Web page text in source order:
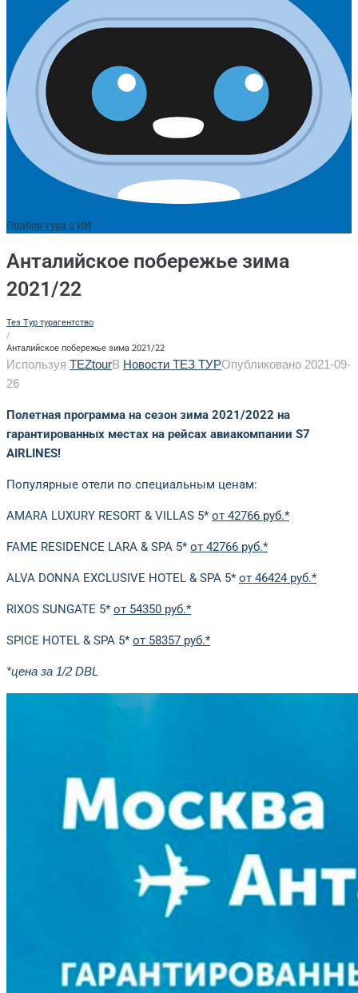
Подбор тура с ИИ
Анталийское побережье зима
2021/22
Тез Тур турагентство
/
Анталийское побережье зима 2021/22
Используя TEZtourВ Новости ТЕЗ ТУРОпубликовано 2021-09-
26
Полетная программа на сезон зима 2021/2022 на
гарантированных местах на рейсах авиакомпании S7
AIRLINES!
Популярные отели по специальным ценам:
AMARA LUXURY RESORT & VILLAS 5*от 42766 руб.*
FAME RESIDENCE LARA & SPA 5*от 42766 руб.*
ALVA DONNA EXCLUSIVE HOTEL & SPA 5*от 46424 руб.*
RIXOS SUNGATE 5*от 54350 руб.*
SPICE HOTEL & SPA 5*от 58357 руб.*
*цена за 1/2 DBL